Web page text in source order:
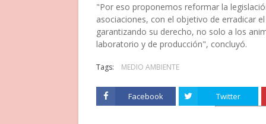
"Por eso proponemos reformar la
asociaciones, con el objetivo de erradicar
garantizando su derecho, no solo a los
laboratorio y de producción", concluyó.
Tags: MEDIO AMBIENTE
Facebook Twitter